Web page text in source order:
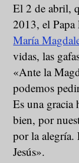
El 2 de abril,
2013, el Papa
María
vidas, las
«Ante la
podemos
Es una
bien, por
por la alegría.
Jesús».